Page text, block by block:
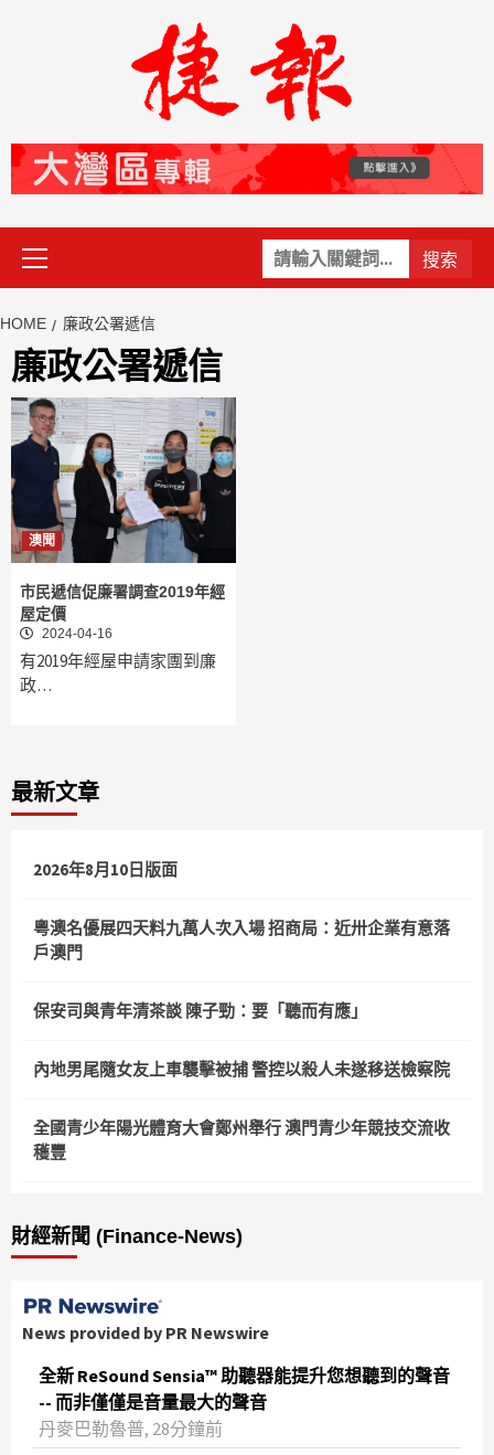
關
鍵
Primary
Menu
HOME 廉政公署遞信
廉政公署遞信
澳聞
市民遞信促廉署調查2019年經
屋定價
2024-04-16
有2019年經屋申請家團到廉
政…
最新文章
2026年8月10日版面
粵澳名優展四天料九萬人次入場 招商局：近卅企業有意落
戶澳門
保安司與青年清茶談 陳子勁：要「聽而有應」
內地男尾隨女友上車襲擊被捕 警控以殺人未遂移送檢察院
全國青少年陽光體育大會鄭州舉行 澳門青少年競技交流收
穫豐
財經新聞 (Finance-News)
News provided by PR Newswire
全新 ReSound Sensia™ 助聽器能提升您想聽到的聲音
-- 而非僅僅是音量最大的聲音
丹麥巴勒魯普, 28分鐘前